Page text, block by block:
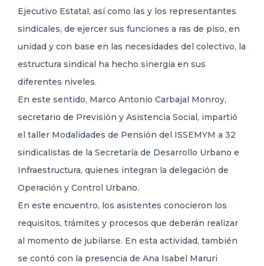
Ejecutivo Estatal, así como las y los representantes
sindicales, de ejercer sus funciones a ras de piso, en
unidad y con base en las necesidades del colectivo, la
estructura sindical ha hecho sinergia en sus
diferentes niveles.
En este sentido, Marco Antonio Carbajal Monroy,
secretario de Previsión y Asistencia Social, impartió
el taller Modalidades de Pensión del ISSEMYM a 32
sindicalistas de la Secretaría de Desarrollo Urbano e
Infraestructura, quienes integran la delegación de
Operación y Control Urbano.
En este encuentro, los asistentes conocieron los
requisitos, trámites y procesos que deberán realizar
al momento de jubilarse. En esta actividad, también
se contó con la presencia de Ana Isabel Maruri